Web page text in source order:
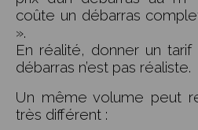
coûte un débarras
».
En réalité, donner un tarif
débarras n’est pas réaliste.
Un même volume peut
très différent :